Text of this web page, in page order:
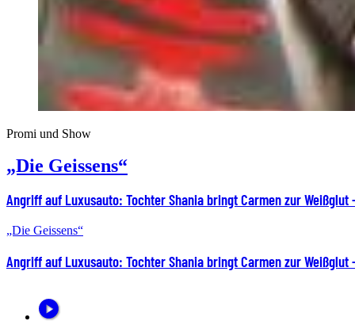
Promi und Show
„Die Geissens“
Angriff auf Luxusauto: Tochter Shania bringt Carmen zur Weißglut
„Die Geissens“
Angriff auf Luxusauto: Tochter Shania bringt Carmen zur Weißglut